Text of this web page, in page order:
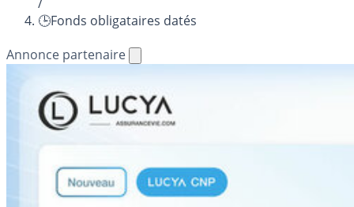
🕒Fonds obligataires datés
Annonce partenaire